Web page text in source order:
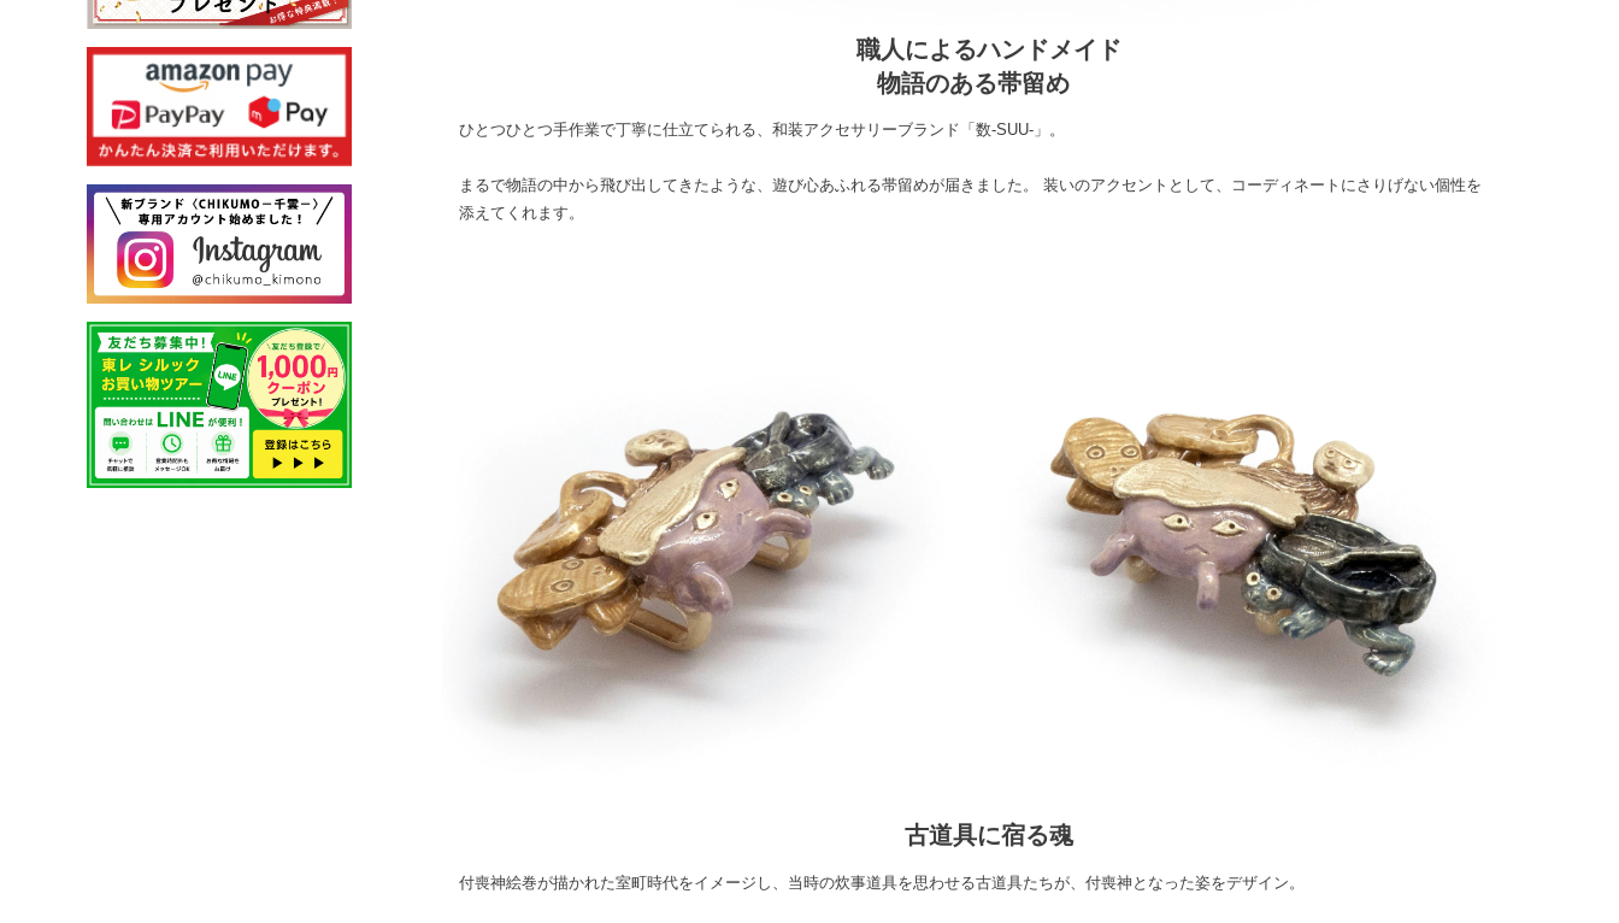
職人によるハンドメイド
物語のある帯留め
ひとつひとつ手作業で丁寧に仕立てられる、和装アクセサリーブランド「数-SUU-」。
まるで物語の中から飛び出してきたような、遊び心あふれる帯留めが届きました。 装いのアクセントとして、コーディネートにさりげない個性を
添えてくれます。
古道具に宿る魂
付喪神絵巻が描かれた室町時代をイメージし、当時の炊事道具を思わせる古道具たちが、付喪神となった姿をデザイン。